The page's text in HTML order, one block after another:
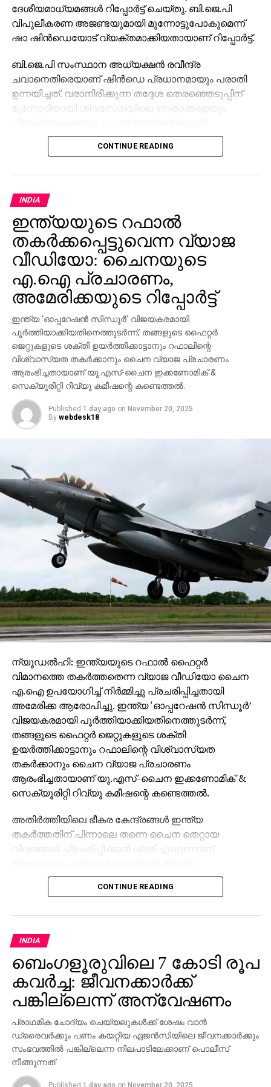
ദേശീയമാധ്യമങ്ങള്‍ റിപ്പോര്‍ട്ട് ചെയ്തു. ബി.ജെ.പി
വിപുലീകരണ അജണ്ടയുമായി മുന്നോട്ടുപോകുമെന്ന്
ഷാ ഷിന്‍ഡെയോട് വ്യക്തമാക്കിയതായാണ് റിപ്പോര്‍ട്ട്.
ബി.ജെ.പി സംസ്ഥാന അധ്യക്ഷന്‍ രവീന്ദ്ര
ചവാനെതിരെയാണ് ഷിന്‍ഡെ പ്രധാനമായും പരാതി
ഉന്നയിച്ചത്. വരാനിരിക്കുന്ന തദ്ദേശ തെരഞ്ഞെടുപ്പിന്
മുന്നോടിയായി ശിവസേനയിലെ നേതാക്കളെയും
ശ്രമിക്കുന്നുവെന്ന കടുത്ത ആശങ്ക അദ്ദേഹം ഷായെ
അറിയിച്ചു. ഷിന്‍ഡെയുടെ മകനും എം.പിയുമായ
സംഘര്‍ഷം രൂക്ഷമായിരിക്കുന്നത്.
ഏകദേശം 50 മിനിറ്റ് നീണ്ട കൂടിക്കാഴ്ചയില്‍, ബി.ജെ.പി
ഒരു ദേശീയ പാര്‍ട്ടിയാണെന്നും, അതുകൊണ്ടുതന്നെ
വിപുലീകരണ പദ്ധതിയുമായി മുന്നോട്ടുപോകുമെന്നും
ഷിന്‍ഡെയ്ക്ക് വ്യക്തമായ സന്ദേശം ലഭിച്ചതായാണ്
റിപ്പോര്‍ട്ട് സൂചിപ്പിക്കുന്നത്. നേതാക്കളെ
നിയന്ത്രിക്കേണ്ടത് ഷിന്‍ഡെയാണ്. അല്ലാതെ മറ്റൊരു
പാര്‍ട്ടിയെ കുറ്റപ്പെടുത്തുകയല്ല വേണ്ടതെന്നും ഷാ
സൂചിപ്പിച്ചു. കൂടാതെ, സഖ്യത്തിന്റെ (മഹായുതി)
ആഭ്യന്തര പ്രശ്നങ്ങള്‍ സംസ്ഥാന തലത്തില്‍
പരിഹരിക്കണമെന്നും അദ്ദേഹം ആവശ്യപ്പെട്ടിട്ടുണ്ട്.
2029ലെ മഹാരാഷ്ട്ര നിയമസഭാ തെരഞ്ഞെടുപ്പില്‍
സഖ്യകക്ഷികളെ ആശ്രയിക്കാതെ സ്വന്തമായി ഭരണം
പിടിച്ചെടുക്കുക എന്ന ദീര്‍ഘകാല പദ്ധതിയാണ്
ബി.ജെ.പിക്ക് ഉള്ളതെന്നും നേതാക്കള്‍
CONTINUE READING
INDIA
ഇന്ത്യയുടെ റഫാല്‍
തകര്‍ക്കപ്പെട്ടുവെന്ന വ്യാജ
വീഡിയോ: ചൈനയുടെ
എ.ഐ പ്രചാരണം,
അമേരിക്കയുടെ റിപ്പോര്‍ട്ട്
ഇന്ത്യ ‘ഓപ്പറേഷന്‍ സിന്ധൂര്‍’ വിജയകരമായി
പൂര്‍ത്തിയാക്കിയതിനെത്തുടര്‍ന്ന്, തങ്ങളുടെ ഫൈറ്റര്‍
ജെറ്റുകളുടെ ശക്തി ഉയര്‍ത്തിക്കാട്ടാനും റഫാലിന്റെ
വിശ്വാസ്യത തകര്‍ക്കാനും ചൈന വ്യാജ പ്രചാരണം
ആരംഭിച്ചതായാണ് യു.എസ്-ചൈന ഇക്കണോമിക് &
സെക്യൂരിറ്റി റിവ്യൂ കമീഷന്റെ കണ്ടെത്തല്‍.
Published 1 day ago on November 20, 2025
By webdesk18
ന്യൂഡല്‍ഹി: ഇന്ത്യയുടെ റഫാല്‍ ഫൈറ്റര്‍
വിമാനത്തെ തകര്‍ത്തതെന്ന വ്യാജ വീഡിയോ ചൈന
എ.ഐ ഉപയോഗിച്ച് നിര്‍മ്മിച്ചു പ്രചരിപ്പിച്ചതായി
അമേരിക്ക ആരോപിച്ചു. ഇന്ത്യ ‘ഓപ്പറേഷന്‍ സിന്ധൂര്‍’
വിജയകരമായി പൂര്‍ത്തിയാക്കിയതിനെത്തുടര്‍ന്ന്,
തങ്ങളുടെ ഫൈറ്റര്‍ ജെറ്റുകളുടെ ശക്തി
ഉയര്‍ത്തിക്കാട്ടാനും റഫാലിന്റെ വിശ്വാസ്യത
തകര്‍ക്കാനും ചൈന വ്യാജ പ്രചാരണം
ആരംഭിച്ചതായാണ് യു.എസ്-ചൈന ഇക്കണോമിക് &
സെക്യൂരിറ്റി റിവ്യൂ കമീഷന്റെ കണ്ടെത്തല്‍.
അതിര്‍ത്തിയിലെ ഭീകര കേന്ദ്രങ്ങള്‍ ഇന്ത്യ
തകര്‍ത്തതിന് പിന്നാലെ തന്നെ ചൈന തെറ്റായ
വിവരങ്ങള്‍ പ്രചരിപ്പിക്കാന്‍ ശ്രമിച്ചുവെന്നാണ്
അക്കൗണ്ടുകളും ടിക് ടോക്ക് പോലുള്ള
പ്ലാറ്റ്ഫോമുകളും ഉപയോഗിച്ചാണ് ഈ പ്രചാരണ
ചൈനീസ് ആയുധങ്ങള്‍ ഉപയോഗിച്ച് വിമാനഭാഗങ്ങള്‍
തകര്‍ത്ത്, അതിനെ യുദ്ധക്കാഴ്ചകളായി ചിത്രീകരിച്ച്
എ.ഐ സഹായത്തോടെ റഫാല്‍ തകര്‍ന്നതുപോലെ
മാറ്റിയാണ് വീഡിയോ പ്രചരിപ്പിച്ചതെന്ന് റിപ്പോര്‍ട്ട്
വ്യക്തമാക്കുന്നു. ചൈനയുടെ ആയുധ വിപണിയെ
ശക്തിപ്പെടുത്താനും റഫാലിന്റെ ആഗോള
പ്രതിച്ഛായയെ ബാധിക്കാനുമുള്ള ശ്രമമാണിതെന്നും
അമേരിക്ക ആരോപിക്കുന്നു. പാകിസ്ഥാന്റെ പിന്തുണയും
ഈ പ്രചാരണവ്യൂഹത്തിന് പിന്നിലുണ്ടെന്ന് റിപ്പോര്‍ട്ട്
ചൂണ്ടിക്കാണിക്കുന്നു.
CONTINUE READING
INDIA
ബെംഗളൂരുവിലെ 7 കോടി രൂപ
കവര്‍ച്ച: ജീവനക്കാര്‍ക്ക്
പങ്കില്ലെന്ന് അന്വേഷണം
പ്രാഥമിക ചോദ്യം ചെയ്യലുകള്‍ക്ക് ശേഷം വാന്‍
ഡ്രൈവര്‍ക്കും പണം കയറ്റിയ ഏജന്‍സിയിലെ ജീവനക്കാര്‍ക്കും
സംഭവത്തില്‍ പങ്കില്ലെന്ന നിലപാടിലേക്കാണ് പൊലീസ്
നീങ്ങുന്നത്.
Published 1 day ago on November 20, 2025